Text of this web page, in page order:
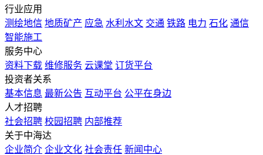
行业应用
测绘地信 地质矿产 应急 水利水文 交通 铁路 电力 石化 通信
智能施工
服务中心
资料下载 维修服务 云课堂 订货平台
投资者关系
基本信息 最新公告 互动平台 公平在身边
人才招聘
社会招聘 校园招聘 内部推荐
关于中海达
企业简介 企业文化 社会责任 新闻中心